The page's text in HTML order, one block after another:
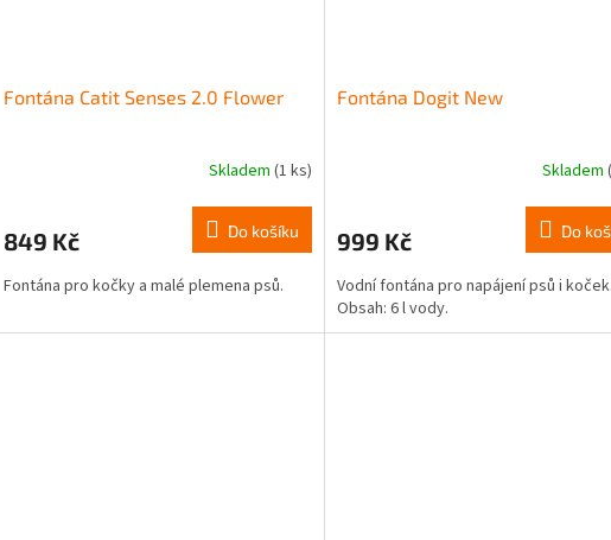
Fontána Catit Senses 2.0 Flower
Skladem (1 ks)
849 Kč Do košíku
Fontána pro kočky a malé plemena psů.
Fontána Dogit New
Skladem
999 Kč Do
Vodní fontána pro napájení psů i koček.
Obsah: 6 l vody.